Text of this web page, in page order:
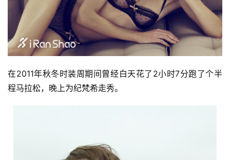
在2011年秋冬时装周期间曾经白天花了2小时7分跑了个半
程马拉松，晚上为纪梵希走秀。